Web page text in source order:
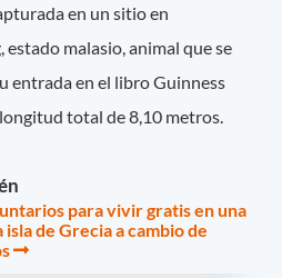
en un sitio en
malasio, animal que se
entrada en el libro Guinness
total de 8,10 metros.
para vivir gratis en una
isla de Grecia a cambio de